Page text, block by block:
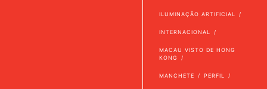
ILUMINAÇÃO ARTIFICIAL
INTERNACIONAL
MACAU VISTO DE HONG
KONG
MANCHETE PERFIL